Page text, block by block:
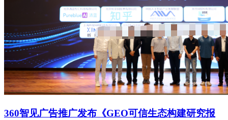
360智见广告推广发布《GEO可信生态构建研究报